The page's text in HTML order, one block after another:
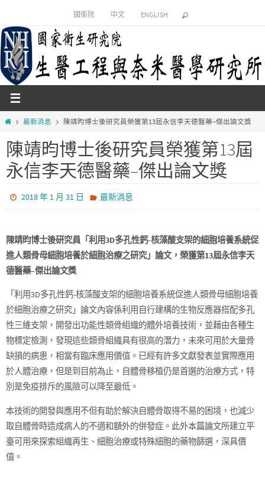
to
content
國衛院 中文 ENGLISH
Home最新消息 陳靖昀博士後研究員榮獲第13屆永信李天德醫藥–傑出論文獎
陳靖昀博士後研究員榮獲第13屆
永信李天德醫藥–傑出論文獎
2018 年 1 月 31 日 最新消息
陳靖昀博士後研究員「利用3D多孔性鈣-核藻酸支架的細胞培養系統促
進人類骨母細胞培養於細胞治療之研究」論文，榮獲第13屆永信李天
德醫藥–傑出論文獎
「利用3D多孔性鈣-核藻酸支架的細胞培養系統促進人類骨母細胞培養
於細胞治療之研究」論文內容係利用自行建構的生物反應器搭配多孔
性三維支架，開發出功能性類骨組織的體外培養技術，並藉由各種生
物標定檢測，發現這些類骨組織具有很高的潛力，未來可用於大量骨
缺損的病患，相當有臨床應用價值。已經有許多文獻發表並實際應用
於人體治療，但是到目前為止，自體骨移植仍是首選的治療方式，特
別是免疫排斥的風險可以降至最低。
本技術的開發與應用不但有助於解決自體骨取得不易的困境，也減少
取自體骨時造成病人的不適和額外的併發症。此外本篇論文所建立平
臺可用來探索組織再生、細胞治療或特殊細胞的藥物篩選，深具價
值。